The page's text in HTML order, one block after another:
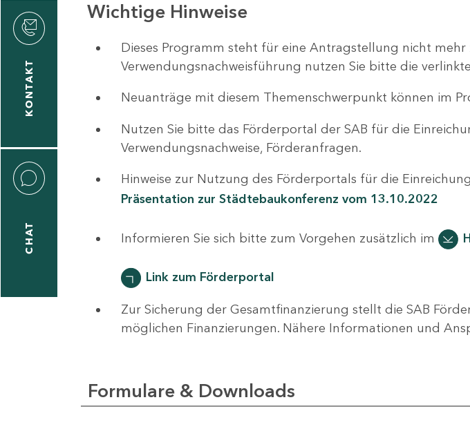
KONTAKT
CHAT
Wichtige Hinweise
Dieses Programm steht für eine Antragstellung nicht
Verwendungsnachweisführung nutzen Sie bitte die
Neuanträge mit diesem Themenschwerpunkt können im
Nutzen Sie bitte das Förderportal der SAB für die
Verwendungsnachweise, Förderanfragen.
Hinweise zur Nutzung des Förderportals für die
Präsentation zur Städtebaukonferenz vom 13.10.2022
Informieren Sie sich bitte zum Vorgehen zusätzlich im
Link zum Förderportal
Zur Sicherung der Gesamtfinanzierung stellt die SAB
möglichen Finanzierungen. Nähere Informationen und
Formulare & Downloads